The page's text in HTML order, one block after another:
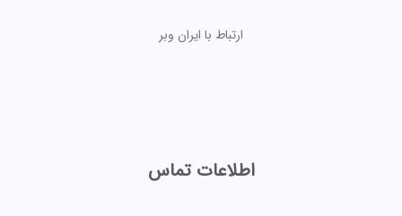
ارتباط با ایران وبر
اطلاعات تماس